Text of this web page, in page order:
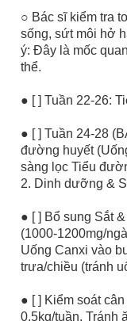
○ Bác sĩ kiểm tra
sống, sứt môi hở
ý: Đây là mốc
thể.
● [ ] Tuần 22-26:
● [ ] Tuần 24-28
đường huyết
sàng lọc Tiểu
2. Dinh dưỡng &
● [ ] Bổ sung Sắt
(1000-1200mg/
Uống Canxi vào
trưa/chiều (tránh
● [ ] Kiểm soát
0.5kg/tuần. Tránh